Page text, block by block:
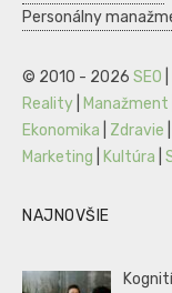
Personálny
© 2010 - 2026 SEO
Reality
Manažment
Ekonomika
Zdravie
Marketing
Kultúra
NAJNOVŠIE